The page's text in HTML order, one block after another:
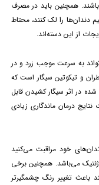
همچنین باید در مصرف
دندان‌ها را لک کنند، محتاط
از این دسته‌اند.
به سرعت موجب زرد و در
و تیکوتین سیگار است که
در اثر سیگار کشیدن قابل
نتایجدرمان ماندگاری زیادی
خود مراقبت می‌کنید
می‌باشد. همچنین برخی
باعث تغییر رنگ چشمگیرتر